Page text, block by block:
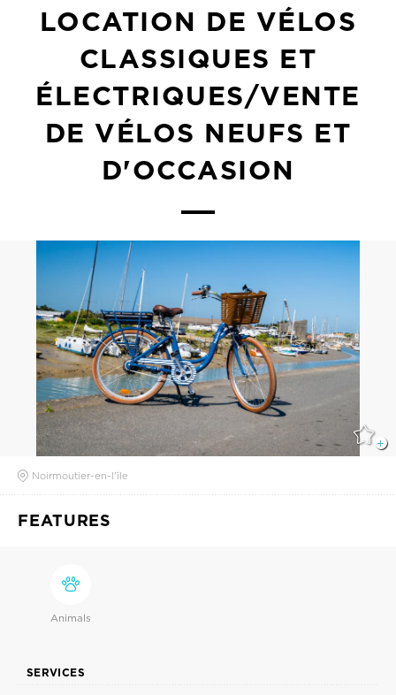
LOCATION DE VÉLOS
CLASSIQUES ET
ÉLECTRIQUES/VENTE
DE VÉLOS NEUFS ET
D'OCCASION
Noirmoutier-en-l'île
FEATURES
Animals
SERVICES